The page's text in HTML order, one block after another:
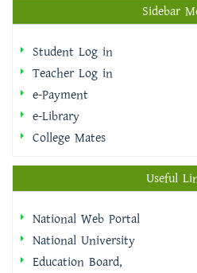
Sidebar
Student Log in
Teacher Log in
e-Payment
e-Library
College Mates
Useful
National Web Portal
National University
Education Board,